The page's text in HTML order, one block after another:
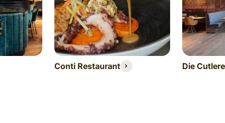
Conti Restaurant Die